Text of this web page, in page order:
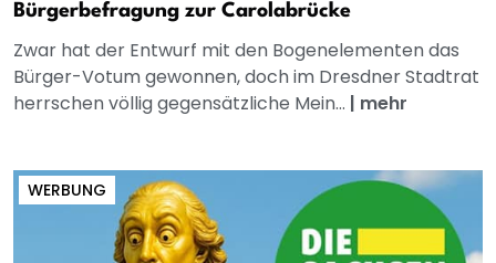
Bürgerbefragung zur Carolabrücke
Zwar hat der Entwurf mit den Bogenelementen das
Bürger-Votum gewonnen, doch im Dresdner Stadtrat
herrschen völlig gegensätzliche Mein... | mehr
WERBUNG